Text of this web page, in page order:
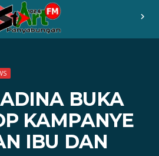
chevron_right
BUKA
KAMPANYE
IBU DAN